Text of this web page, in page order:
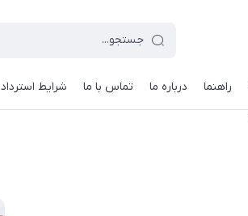
راهنما درباره ما تماس با ما شرایط استرداد